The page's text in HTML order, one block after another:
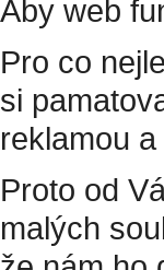
Aby web
Pro co
si
reklamou
Proto od
malých